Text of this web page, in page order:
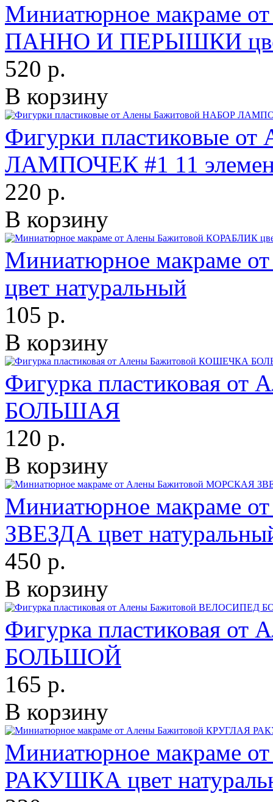
Миниатюрное макраме
ПАННО И ПЕРЫШКИ
520 р.
В корзину
Фигурки пластиковые
ЛАМПОЧЕК #1 11
220 р.
В корзину
Миниатюрное макраме
цвет натуральный
105 р.
В корзину
Фигурка пластиковая
БОЛЬШАЯ
120 р.
В корзину
Миниатюрное макраме
ЗВЕЗДА цвет
450 р.
В корзину
Фигурка пластиковая
БОЛЬШОЙ
165 р.
В корзину
Миниатюрное макраме
РАКУШКА цвет